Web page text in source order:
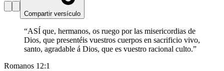
Compartir versículo
“ASÍ que, hermanos, os ruego por las misericordias de
Dios, que presentéis vuestros cuerpos en sacrificio vivo,
santo, agradable á Dios, que es vuestro racional culto.”
Romanos 12:1